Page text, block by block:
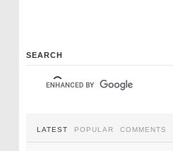
SEARCH
LATEST POPULAR COMMENTS